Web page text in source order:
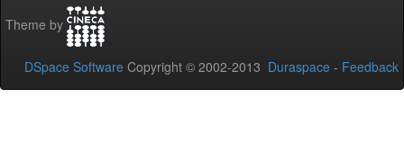
Theme by
DSpace Software Copyright © 2002-2013 Duraspace - Feedback